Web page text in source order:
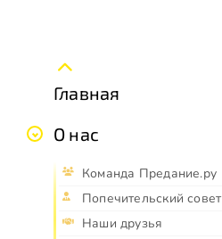
Главная
О нас
Команда Предание.ру
Попечительский совет
Наши друзья